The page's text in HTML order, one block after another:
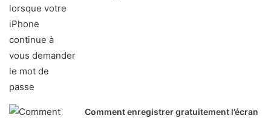
Comment enregistrer gratuitement l’écran